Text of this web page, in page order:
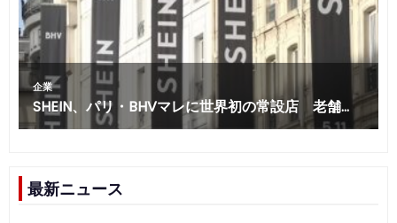
最新ニュース